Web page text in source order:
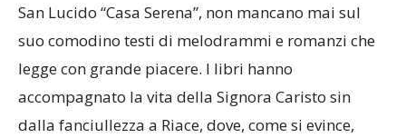
San Lucido “Casa Serena”, non mancano mai sul
suo comodino testi di melodrammi e romanzi che
legge con grande piacere. I libri hanno
accompagnato la vita della Signora Caristo sin
dalla fanciullezza a Riace, dove, come si evince,